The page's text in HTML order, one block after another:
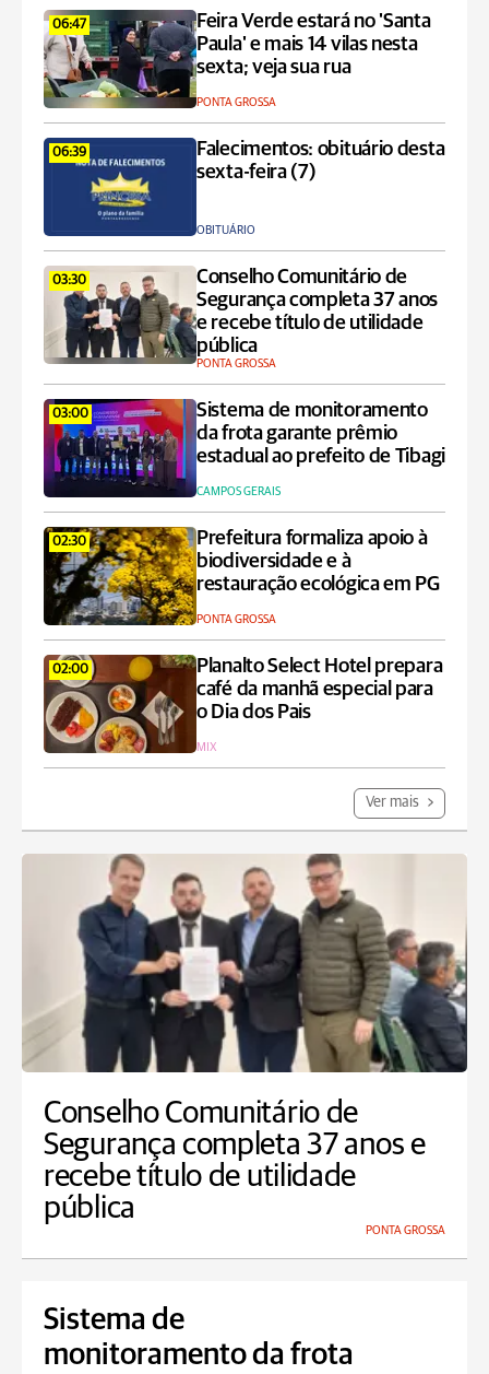
06:47
Feira Verde estará no 'Santa
Paula' e mais 14 vilas nesta
sexta; veja sua rua
PONTA GROSSA
06:39
Falecimentos: obituário desta
sexta-feira (7)
OBITUÁRIO
03:30
Conselho Comunitário de
Segurança completa 37 anos
e recebe título de utilidade
pública
PONTA GROSSA
03:00
Sistema de monitoramento
da frota garante prêmio
estadual ao prefeito de Tibagi
CAMPOS GERAIS
02:30
Prefeitura formaliza apoio à
biodiversidade e à
restauração ecológica em PG
PONTA GROSSA
02:00
Planalto Select Hotel prepara
café da manhã especial para
o Dia dos Pais
MIX
Ver mais
Conselho Comunitário de
Segurança completa 37 anos e
recebe título de utilidade
pública
PONTA GROSSA
Sistema de
monitoramento da frota